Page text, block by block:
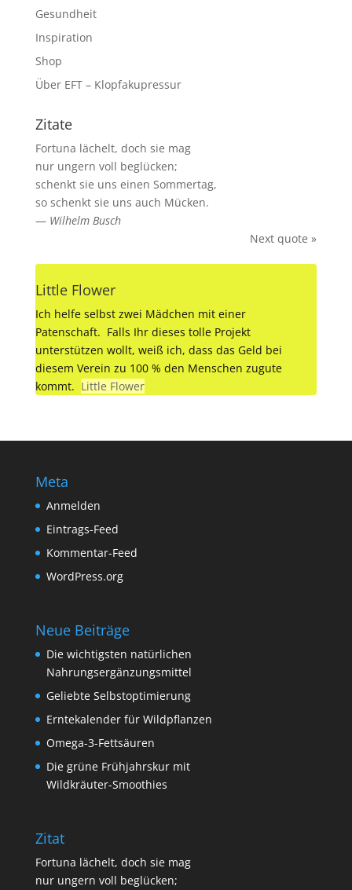
Gesundheit
Inspiration
Shop
Über EFT – Klopfakupressur
Zitate
Fortuna lächelt, doch sie mag
nur ungern voll beglücken;
schenkt sie uns einen Sommertag,
so schenkt sie uns auch Mücken.
— Wilhelm Busch
Next quote »
Little Flower
Ich helfe selbst zwei Mädchen mit einer
Patenschaft. Falls Ihr dieses tolle Projekt
unterstützen wollt, weiß ich, dass das Geld bei
diesem Verein zu 100 % den Menschen zugute
kommt. Little Flower
Meta
Anmelden
Eintrags-Feed
Kommentar-Feed
WordPress.org
Neue Beiträge
Die wichtigsten natürlichen
Nahrungsergänzungsmittel
Geliebte Selbstoptimierung
Erntekalender für Wildpflanzen
Omega-3-Fettsäuren
Die grüne Frühjahrskur mit
Wildkräuter-Smoothies
Zitat
Fortuna lächelt, doch sie mag
nur ungern voll beglücken;